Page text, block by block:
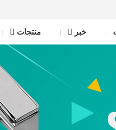
منتجات خبر